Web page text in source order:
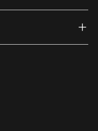
(external link)
(external link)
Youtube (external